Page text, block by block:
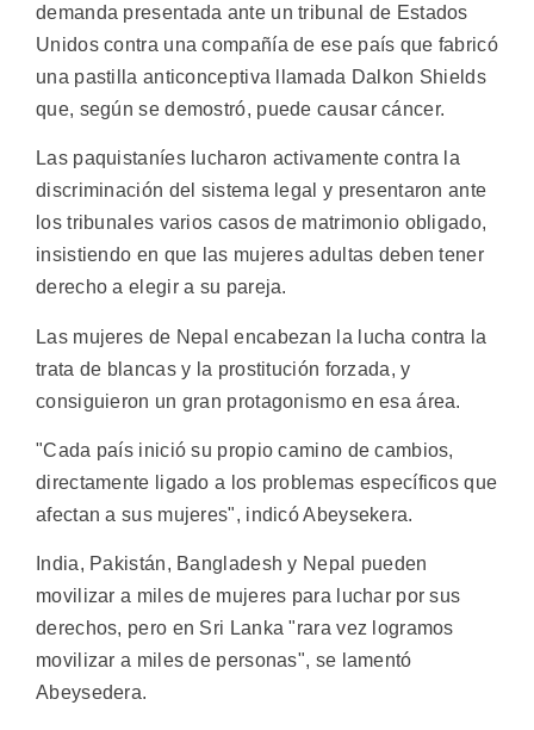
demanda presentada ante un tribunal de Estados
Unidos contra una compañía de ese país que fabricó
una pastilla anticonceptiva llamada Dalkon Shields
que, según se demostró, puede causar cáncer.
Las paquistaníes lucharon activamente contra la
discriminación del sistema legal y presentaron ante
los tribunales varios casos de matrimonio obligado,
insistiendo en que las mujeres adultas deben tener
derecho a elegir a su pareja.
Las mujeres de Nepal encabezan la lucha contra la
trata de blancas y la prostitución forzada, y
consiguieron un gran protagonismo en esa área.
"Cada país inició su propio camino de cambios,
directamente ligado a los problemas específicos que
afectan a sus mujeres", indicó Abeysekera.
India, Pakistán, Bangladesh y Nepal pueden
movilizar a miles de mujeres para luchar por sus
derechos, pero en Sri Lanka "rara vez logramos
movilizar a miles de personas", se lamentó
Abeysedera.